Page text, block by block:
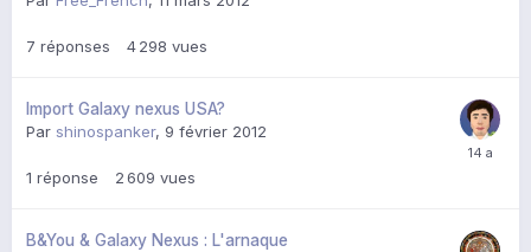
7 réponses 4 298 vues
Import Galaxy nexus USA?
Par shinospanker, 9 février 2012
1 réponse 2 609 vues
B&You & Galaxy Nexus : L'arnaque